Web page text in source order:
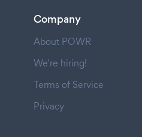
Company
About POWR
We're hiring!
Terms of Service
Privacy